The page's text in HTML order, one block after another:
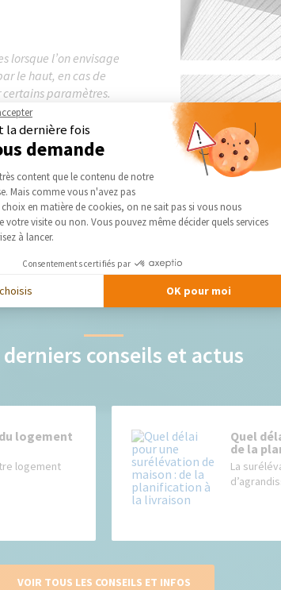
lorsque l’on envisage
le haut, en cas de
paramètres.
derniers conseils et actus
logement
logement
Quel
de la
La
VOIR TOUS LES CONSEILS ET INFOS
la dernière fois
demande
de Gestion du Consentement
content que le contenu de notre
Mais comme vous n'avez pas
en matière de cookies, on ne sait pas si vous nous
votre visite ou non. Vous pouvez même décider quels services
à lancer.
Consentements certifiés par
OK pour moi
Axeptio consent